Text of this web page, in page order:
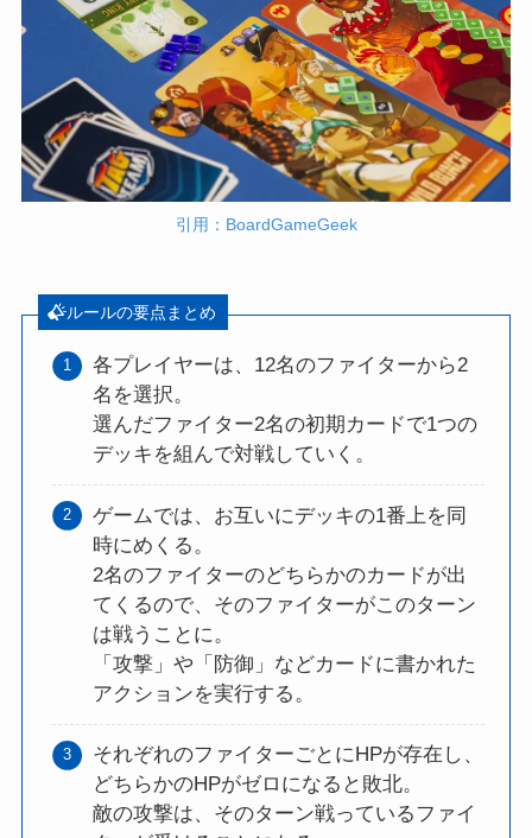
引用：BoardGameGeek
ルールの要点まとめ
各プレイヤーは、12名のファイターから2
名を選択。
選んだファイター2名の初期カードで1つの
デッキを組んで対戦していく。
ゲームでは、お互いにデッキの1番上を同
時にめくる。
2名のファイターのどちらかのカードが出
てくるので、そのファイターがこのターン
は戦うことに。
「攻撃」や「防御」などカードに書かれた
アクションを実行する。
それぞれのファイターごとにHPが存在し、
どちらかのHPがゼロになると敗北。
敵の攻撃は、そのターン戦っているファイ